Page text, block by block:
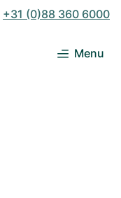
+31 (0)88 360 6000
Menu